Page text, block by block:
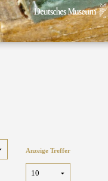
Anzeige Treffer